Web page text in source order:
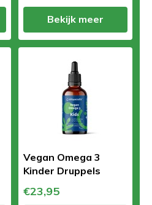
Bekijk meer
Vegan Omega 3
Kinder Druppels
€23,95